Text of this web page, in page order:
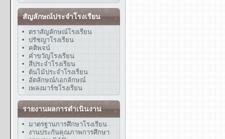
สัญลักษณ์ประจำโรงเรียน
ตราสัญลักษณ์โรงเรียน
ปรัชญาโรงเรียน
คติพจน์
คำขวัญโรงเรียน
สีประจำโรงเรียน
ต้นไม้ประจำโรงเรียน
อัตลักษณ์/เอกลักษณ์
เพลงมาร์ชโรงเรียน
รายงานผลการดำเนินงาน
มาตรฐานการศึกษาโรงเรียน
งานประกันคุณภาพการศึกษา